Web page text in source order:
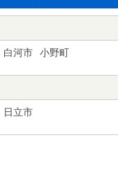
白河市 小野町
日立市